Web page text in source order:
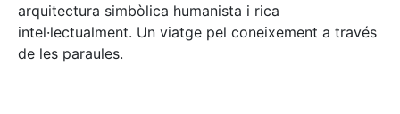
arquitectura simbòlica humanista i rica
intel·lectualment. Un viatge pel coneixement a través
de les paraules.